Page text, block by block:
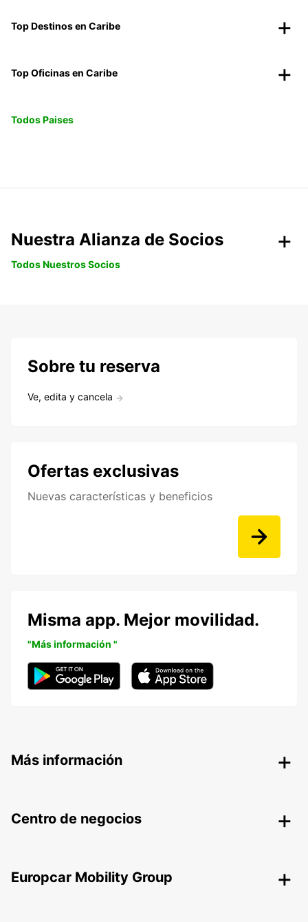
Top Destinos en Caribe
Top Oficinas en Caribe
Todos Paises
Nuestra Alianza de Socios
Todos Nuestros Socios
Sobre tu reserva
Ve, edita y cancela
Ofertas exclusivas
Nuevas características y beneficios
Misma app. Mejor movilidad.
"Más información "
Más información
Centro de negocios
Europcar Mobility Group